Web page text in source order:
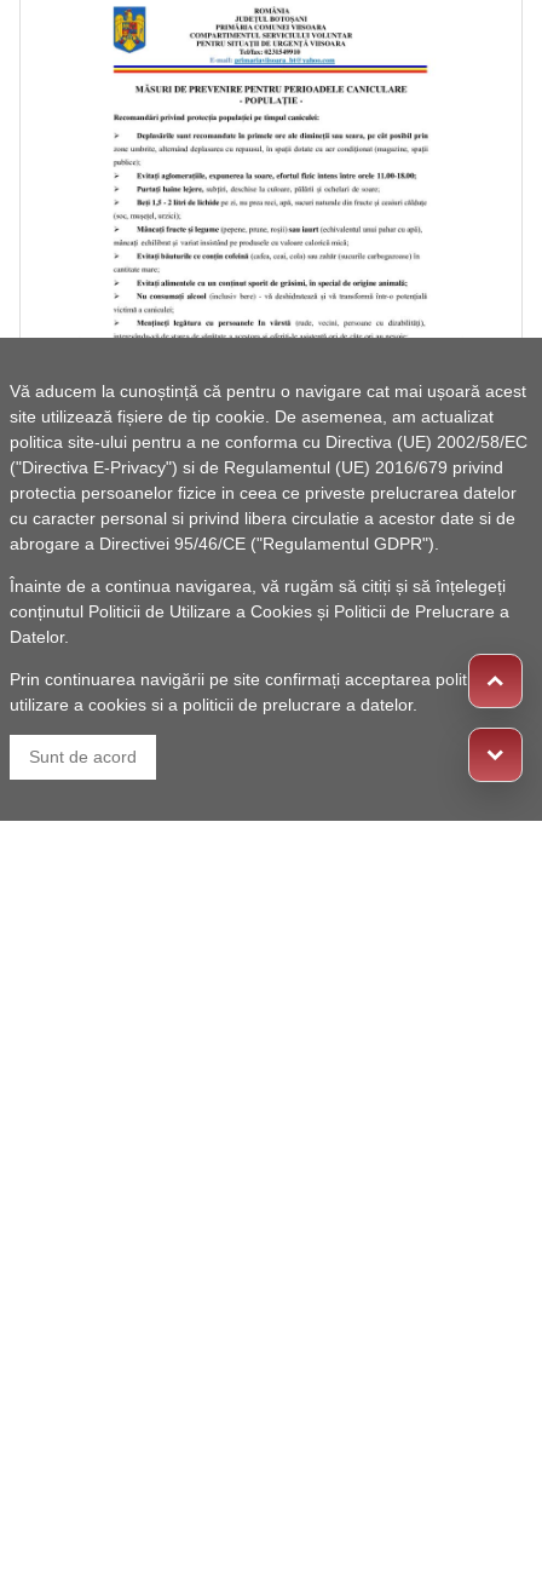
Vă aducem la cunoștință că pentru o navigare cat mai ușoară acest
site utilizează fișiere de tip cookie. De asemenea, am actualizat
politica site-ului pentru a ne conforma cu Directiva (UE) 2002/58/EC
("Directiva E-Privacy") si de Regulamentul (UE) 2016/679 privind
protectia persoanelor fizice in ceea ce priveste prelucrarea datelor
cu caracter personal si privind libera circulatie a acestor date si de
abrogare a Directivei 95/46/CE ("Regulamentul GDPR").
Înainte de a continua navigarea, vă rugăm să citiți și să înțelegeți
conținutul Politicii de Utilizare a Cookies și Politicii de Prelucrare a
Datelor.
Prin continuarea navigării pe site confirmați acceptarea politicii de
utilizare a cookies si a politicii de prelucrare a datelor.
Sunt de acord
CANICULARE